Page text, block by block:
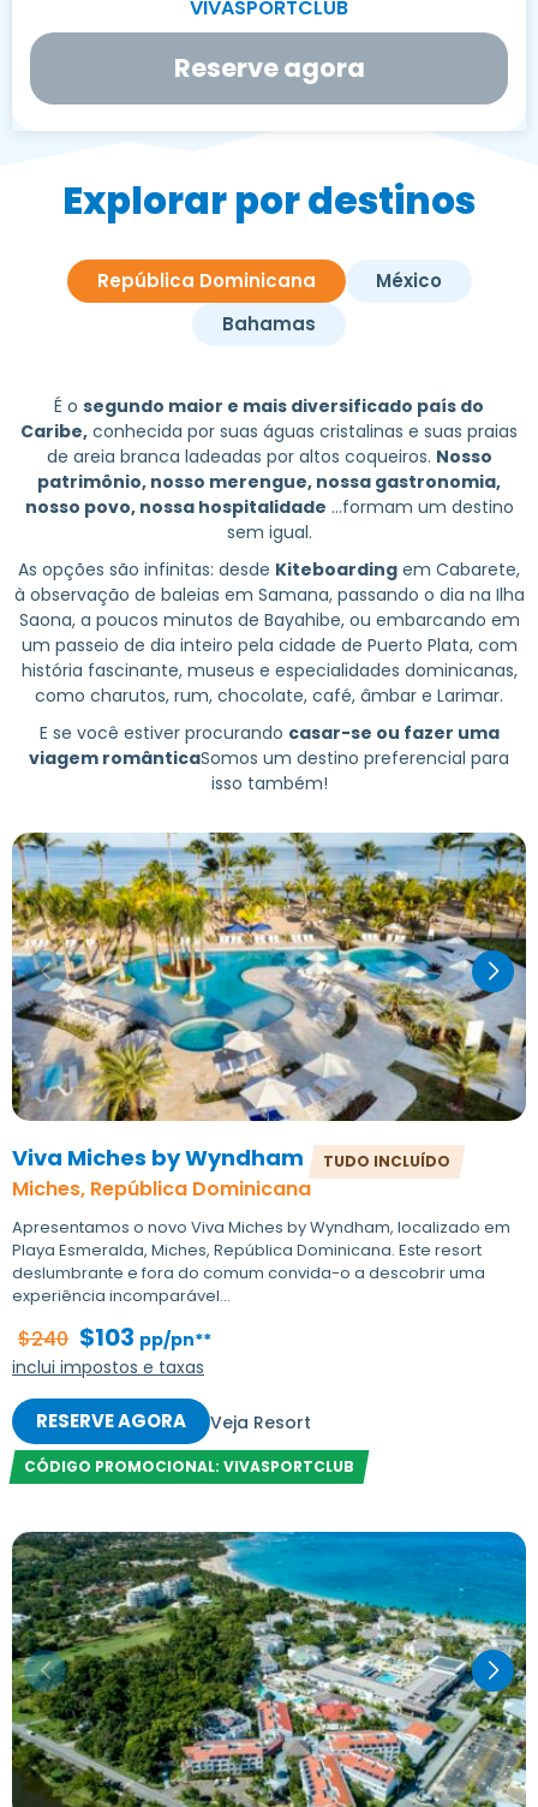
Reserve agora
Explorar por destinos
República Dominicana
México
Bahamas
É o segundo maior e mais diversificado país do
Caribe, conhecida por suas águas cristalinas e suas praias
de areia branca ladeadas por altos coqueiros. Nosso
patrimônio, nosso merengue, nossa gastronomia,
nosso povo, nossa hospitalidade ...formam um destino
sem igual.
As opções são infinitas: desde Kiteboarding em Cabarete,
à observação de baleias em Samana, passando o dia na Ilha
Saona, a poucos minutos de Bayahibe, ou embarcando em
um passeio de dia inteiro pela cidade de Puerto Plata, com
história fascinante, museus e especialidades dominicanas,
como charutos, rum, chocolate, café, âmbar e Larimar.
E se você estiver procurando casar-se ou fazer uma
viagem românticaSomos um destino preferencial para
isso também!
Viva Miches by Wyndham
Miches, República Dominicana
TUDO INCLUÍDO
Apresentamos o novo Viva Miches by Wyndham, localizado em
Playa Esmeralda, Miches, República Dominicana. Este resort
deslumbrante e fora do comum convida-o a descobrir uma
experiência incomparável...
$240 $103 pp/pn**
inclui impostos e taxas
RESERVE AGORA Veja Resort
CÓDIGO PROMOCIONAL: VIVASPORTCLUB